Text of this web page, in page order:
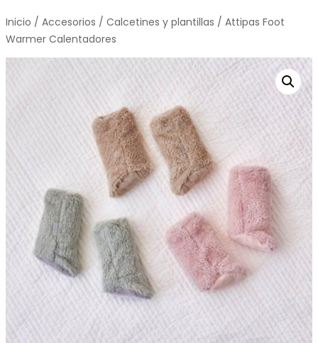
Inicio / Accesorios / Calcetines y plantillas / Attipas Foot
Warmer Calentadores